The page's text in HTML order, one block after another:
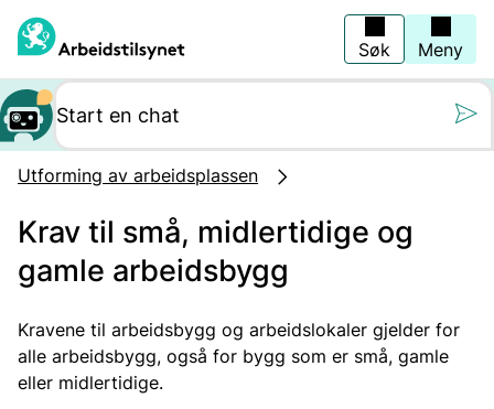
hovedinnhold
Søk Meny
Utforming av arbeidsplassen
Krav til små, midlertidige og
gamle arbeidsbygg
Kravene til arbeidsbygg og arbeidslokaler gjelder for
alle arbeidsbygg, også for bygg som er små, gamle
eller midlertidige.